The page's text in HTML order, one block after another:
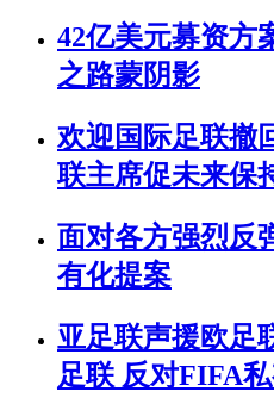
42亿美元募资方
之路蒙阴影
欢迎国际足联撤
联主席促未来保
面对各方强烈反
有化提案
亚足联声援欧足
足联 反对FIFA